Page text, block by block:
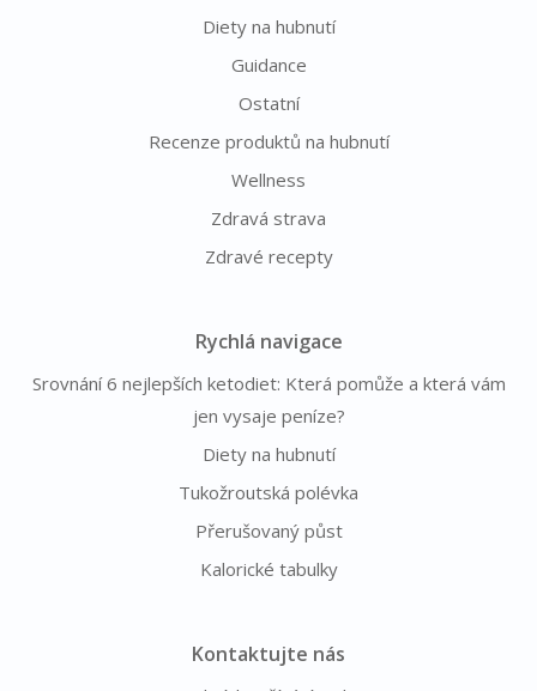
Diety na hubnutí
Guidance
Ostatní
Recenze produktů na hubnutí
Wellness
Zdravá strava
Zdravé recepty
Rychlá navigace
Srovnání 6 nejlepších ketodiet: Která pomůže a která vám
jen vysaje peníze?
Diety na hubnutí
Tukožroutská polévka
Přerušovaný půst
Kalorické tabulky
Kontaktujte nás